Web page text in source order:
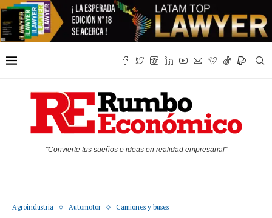
"Convierte tus sueños e ideas en realidad empresarial"
Agroindustria Automotor Camiones y buses